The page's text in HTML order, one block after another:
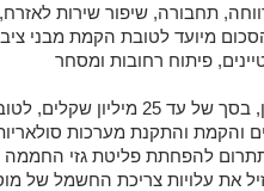
תחבורה, שיפור שירות לאזרח,
מיועד לטובת הקמת מבני
פיתוח רחובות ומסחר
הלוואה לחברת עדן, בסך של עד 25
והקמת והתקנת מערכות
להפחתת פליטת גזי החממה
את עלויות צריכת החשמל של